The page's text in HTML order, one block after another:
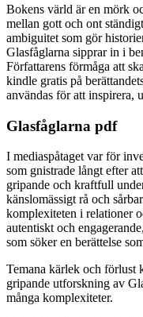
Bokens värld är en mörk
mellan gott och ont
ambiguitet som gör
Glasfåglarna sipprar in i
Författarens förmåga att
kindle gratis på
användas för att inspirera,
Glasfåglarna pdf
I mediaspåtaget var för
som gnistrade långt efter
gripande och kraftfull
känslomässigt rå och
komplexiteten i relationer
autentiskt och
som söker en berättelse
Temana kärlek och förlust
gripande utforskning av
många komplexiteter.